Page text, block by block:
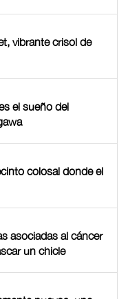
vibrante crisol de
el sueño del
colosal donde el
asociadas al cáncer
un chicle